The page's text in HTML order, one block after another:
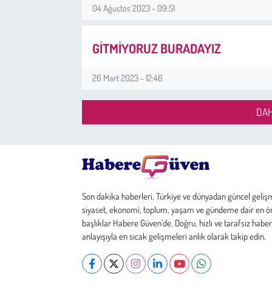
04 Ağustos 2023 - 09:51
GİTMİYORUZ BURADAYIZ
26 Mart 2023 - 12:46
Son dakika haberleri, Türkiye ve dünyadan güncel
siyaset, ekonomi, toplum, yaşam ve gündeme dair en
başlıklar Habere Güven’de. Doğru, hızlı ve tarafsız
anlayışıyla en sıcak gelişmeleri anlık olarak takip edin.